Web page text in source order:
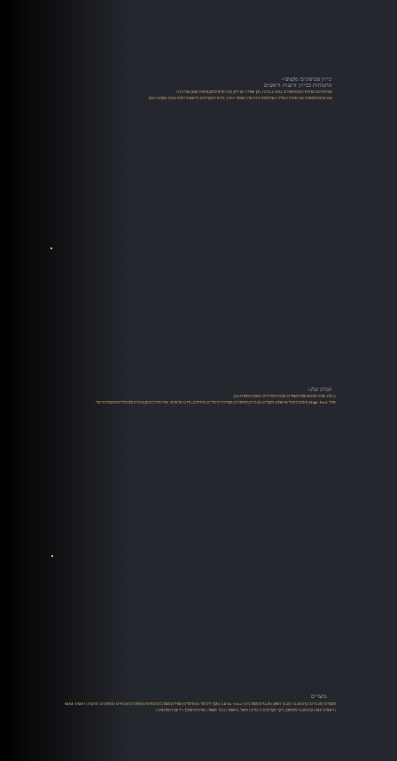
כיוון פטיפונים מקצועי-
התמחות בכיוון זרועות וראשים
אנו מציעים שירותי כיוון פטיפונים ברמה גבוהה, תוך שמירה על דיוק טכני מוחלט ומקצועיות שאין שניה לה.
אם אתם מחפשים את איכות הצליל האולטימטיבית ואת השימור הטוב ביותר לתקליטים, לראש וליהלום אתם במקום הנכון.​​
הבלוג שלנו
בבלוג שלנו תמצאו שלל מאמרים, סקירות ומדריכים במגוון תחומים כגון:
אודיו High-End, מערכות סטריאו ושמע, רמקולים, מגברים, פטיפונים, מקורות דיגיטליים, סטרימינג, מידע על מותגי אודיו מדריכים מקצועיים למתחילים ומתקדמים ועוד.
מוצרים
רמקולים |מגברים |קדם מגבר |מגבר הספק |מגברים משולבים |
All-In-One
|מקור דיגיטלי |סטרימרים |ממירים משולבים סטרימר |פטיפונים ואביזרים |פטיפונים |זרועות |ראשים MM
| ראשים MC |
קדם מגבר לפטיפון ניקוי תקליטים |כבלים טיפול בחשמל |כבלי חשמל |ארוניות ושיכוך |יד שניה ומתצוגה